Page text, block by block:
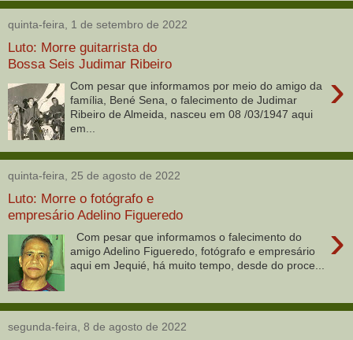
quinta-feira, 1 de setembro de 2022
Luto: Morre guitarrista do
Bossa Seis Judimar Ribeiro
›
Com pesar que informamos por meio do amigo da
família, Bené Sena, o falecimento de Judimar
Ribeiro de Almeida, nasceu em 08 /03/1947 aqui
em...
quinta-feira, 25 de agosto de 2022
Luto: Morre o fotógrafo e
empresário Adelino Figueredo
›
Com pesar que informamos o falecimento do
amigo Adelino Figueredo, fotógrafo e empresário
aqui em Jequié, há muito tempo, desde do proce...
segunda-feira, 8 de agosto de 2022